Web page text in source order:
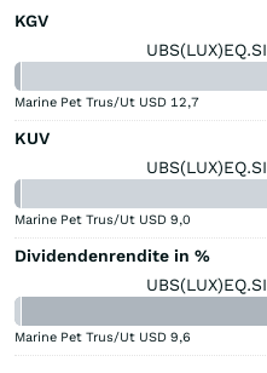
KGV
Marine Pet Trus/Ut USD 12,7
KUV
Marine Pet Trus/Ut USD 9,0
Dividendenrendite in %
Marine Pet Trus/Ut USD 9,6